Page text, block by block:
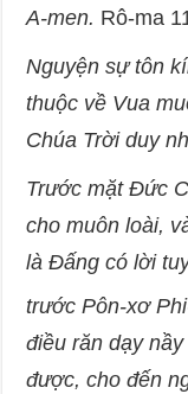
A-men. Rô-ma
Nguyện sự tôn
thuộc về Vua
Chúa Trời duy
Trước mặt Đức
cho muôn loài,
là Đấng có lời
trước Pôn-xơ
điều răn dạy
được, cho đến